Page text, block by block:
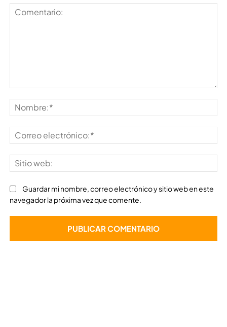
Guardar mi nombre, correo electrónico y sitio web en este
navegador la próxima vez que comente.